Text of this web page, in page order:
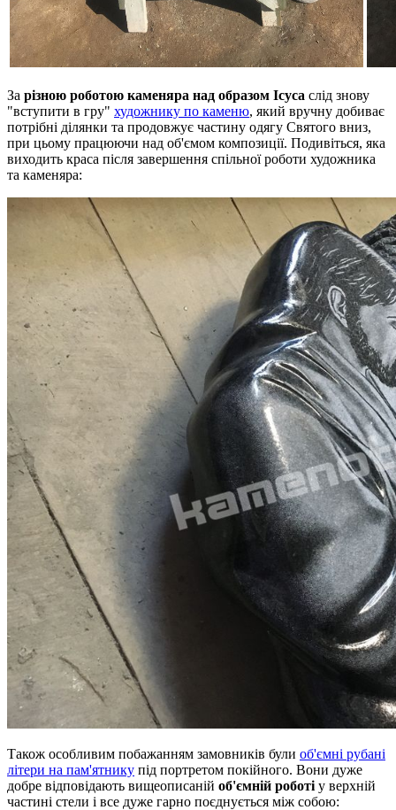
За різною роботою каменяра над образом Ісуса слід знову
"вступити в гру" художнику по каменю, який вручну добиває
потрібні ділянки та продовжує частину одягу Святого вниз,
при цьому працюючи над об'ємом композиції. Подивіться, яка
виходить краса після завершення спільної роботи художника
та каменяра:
Також особливим побажанням замовників були об'ємні рубані
літери на пам'ятнику під портретом покійного. Вони дуже
добре відповідають вищеописаній об'ємній роботі у верхній
частині стели і все дуже гарно поєднується між собою: